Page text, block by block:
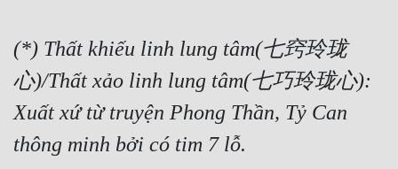
(*) Thất khiếu linh lung tâm(七窍玲珑
心)/Thất xảo linh lung tâm(七巧玲珑心):
Xuất xứ từ truyện Phong Thần, Tỷ Can
thông minh bởi có tim 7 lỗ.